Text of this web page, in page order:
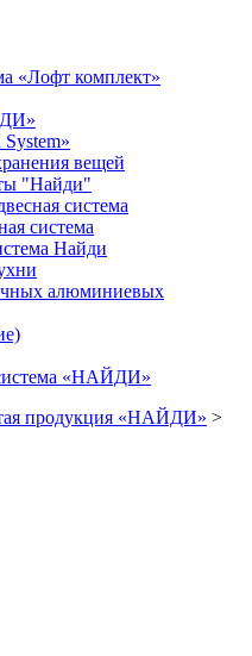
«Лофт комплект»
вещей
"Найди"
система
система
Найди
алюминиевых
«НАЙДИ»
продукция «НАЙДИ» >